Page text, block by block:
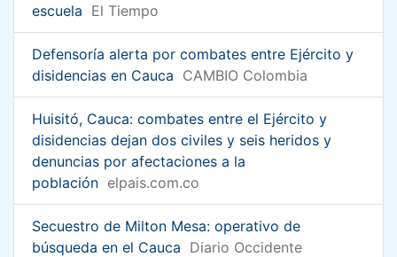
escuela El Tiempo
Defensoría alerta por combates entre Ejército y
disidencias en Cauca CAMBIO Colombia
Huisitó, Cauca: combates entre el Ejército y
disidencias dejan dos civiles y seis heridos y
denuncias por afectaciones a la
población elpais.com.co
Secuestro de Milton Mesa: operativo de
búsqueda en el Cauca Diario Occidente